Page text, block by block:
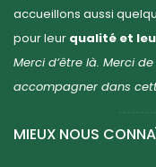
accueillons aussi
pour leur qualité et
Merci d’être là. Merci
accompagner dans
MIEUX NOUS